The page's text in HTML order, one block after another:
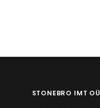
STONEBRO IMT OÜ